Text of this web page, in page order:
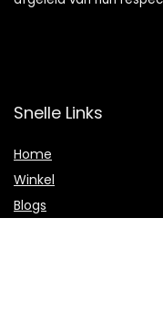
Snelle Links
Home
Winkel
Blogs